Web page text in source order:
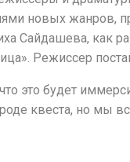
новых жанров,
Сайдашева, как
Режиссер
это будет
квеста, но мы